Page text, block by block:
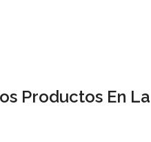
Productos En